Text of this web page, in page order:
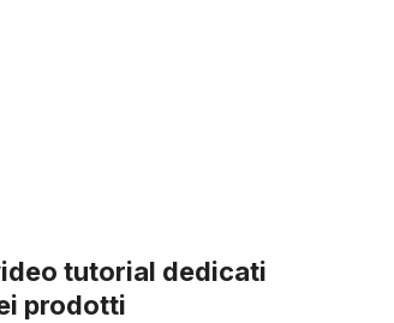
tutorial dedicati
prodotti